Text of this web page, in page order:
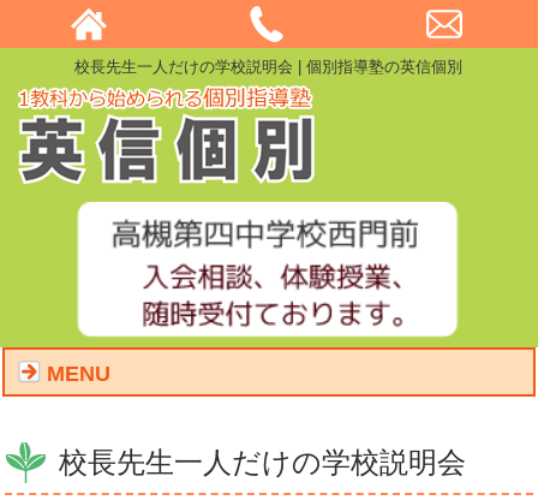
校長先生一人だけの学校説明会 | 個別指導塾の英信個別
MENU
校長先生一人だけの学校説明会